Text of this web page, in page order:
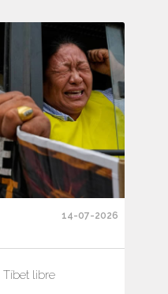
14-07-2026
libre